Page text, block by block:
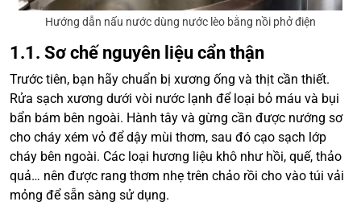
Hướng dẫn nấu nước dùng nước lèo bằng nồi phở điện
1.1. Sơ chế nguyên liệu cẩn thận
Trước tiên, bạn hãy chuẩn bị xương ống và thịt cần thiết.
Rửa sạch xương dưới vòi nước lạnh để loại bỏ máu và bụi
bẩn bám bên ngoài. Hành tây và gừng cần được nướng sơ
cho cháy xém vỏ để dậy mùi thơm, sau đó cạo sạch lớp
cháy bên ngoài. Các loại hương liệu khô như hồi, quế, thảo
quả… nên được rang thơm nhẹ trên chảo rồi cho vào túi vải
mỏng để sẵn sàng sử dụng.